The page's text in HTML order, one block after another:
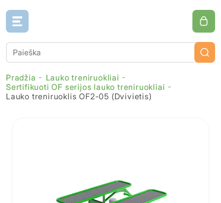
Pradžia
Lauko treniruokliai
Sertifikuoti OF serijos lauko treniruokliai
Lauko treniruoklis OF2-05 (Dvivietis)